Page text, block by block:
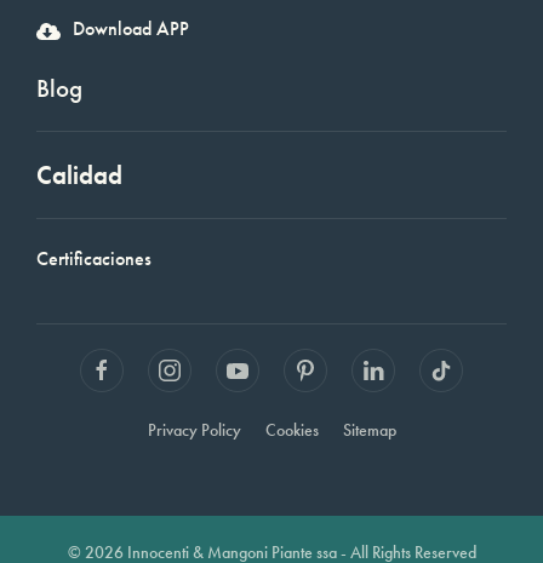
Download APP
Blog
Calidad
Certificaciones
Privacy Policy Cookies Sitemap
© 2026 Innocenti & Mangoni Piante ssa - All Rights Reserved